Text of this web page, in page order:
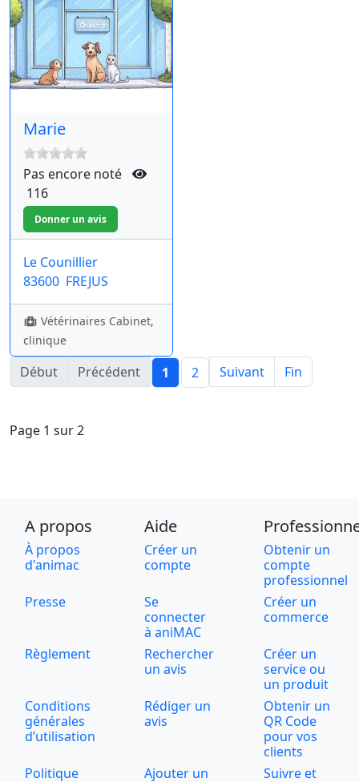
Marie
Pas encore noté
116
Le Counillier
83600 FREJUS
Vétérinaires Cabinet,
clinique
Début Précédent 1 2 Suivant Fin
Page 1 sur 2
A propos Aide
À propos
d'animac
Créer un
compte
Obtenir un
compte
professionnel
Presse
Se
connecter
à aniMAC
Créer un
commerce
Règlement
Rechercher
un avis
Créer un
service ou
un produit
Conditions
générales
d’utilisation
Rédiger un
avis
Obtenir un
QR Code
pour vos
clients
Politique
Ajouter un
Suivre et